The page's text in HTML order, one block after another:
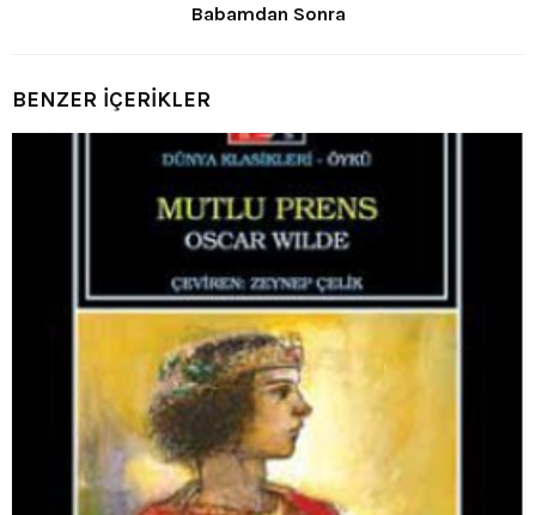
Babamdan Sonra
BENZER İÇERİKLER